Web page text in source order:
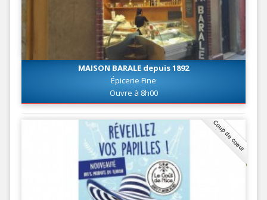
MAISON BARALE depuis 1892
Épicerie Fine
Ouvre à 8h00
Coup de coeur